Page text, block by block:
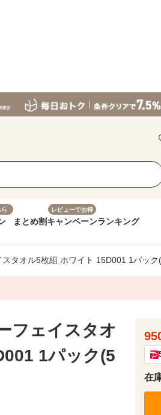
まとめ割
レビューでお得
キャンペーンランキング
タオル5枚組 ホワイト 15D001 1パック
フェイスタオ
1パック(5
在